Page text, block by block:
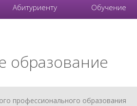
Абитуриенту Обучение
образование
профессионального образования